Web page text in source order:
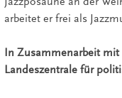
arbeitet er frei als
In Zusammenarbeit mit
Landeszentrale für